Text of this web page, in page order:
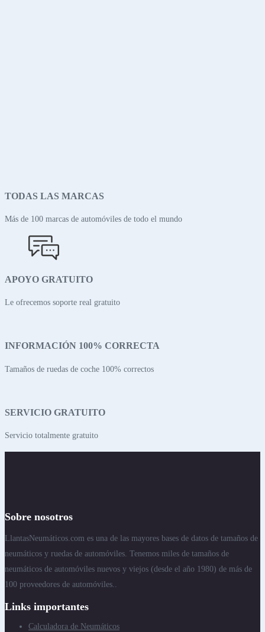
TODAS LAS MARCAS
Más de 100 marcas de automóviles de todo el mundo
APOYO GRATUITO
Le ofrecemos soporte real gratuito
INFORMACIÓN 100% CORRECTA
Tamaños de ruedas de coche 100% correctos
SERVICIO GRATUITO
Servicio totalmente gratuito
Sobre nosotros
LlantasNeumáticos.com es una de las mayores bases de datos de tamaños de
neumáticos y ruedas de automóviles. Tenemos miles de tamaños de
neumáticos de automóviles nuevos y viejos (desde el año 1980) de más de
100 proveedores de automóviles..
Links importantes
Calculadora de Neumáticos